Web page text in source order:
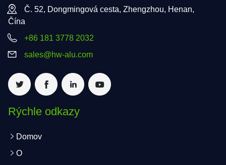
Č. 52, Dongmingová cesta, Zhengzhou, Henan,
Čína
+86 181 3778 2032
sales@hw-alu.com
Rýchle odkazy
Domov
O